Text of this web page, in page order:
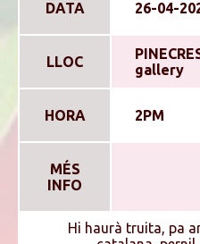
DATA 26-04-
LLOC
gallery
HORA 2PM
MÉS
INFO
Hi haurà truita, pa